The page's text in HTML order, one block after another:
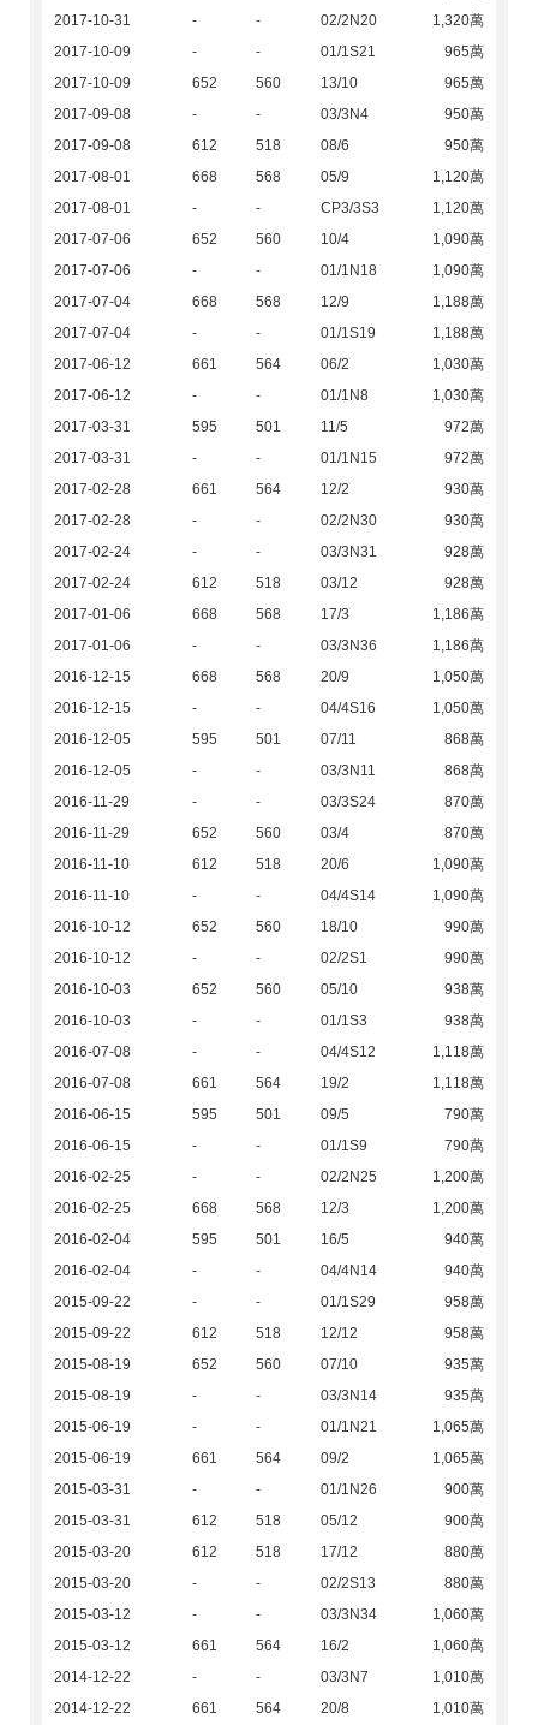
2017-10-31
- - 02/2N20
1,320萬
2017-10-09
- - 01/1S21
965萬
2017-10-09
652 560 13/10
965萬
2017-09-08
- - 03/3N4
950萬
2017-09-08
612 518 08/6
950萬
2017-08-01
668 568 05/9
1,120萬
2017-08-01
- - CP3/3S3
1,120萬
2017-07-06
652 560 10/4
1,090萬
2017-07-06
- - 01/1N18
1,090萬
2017-07-04
668 568 12/9
1,188萬
2017-07-04
- - 01/1S19
1,188萬
2017-06-12
661 564 06/2
1,030萬
2017-06-12
- - 01/1N8
1,030萬
2017-03-31
595 501 11/5
972萬
2017-03-31
- - 01/1N15
972萬
2017-02-28
661 564 12/2
930萬
2017-02-28
- - 02/2N30
930萬
2017-02-24
- - 03/3N31
928萬
2017-02-24
612 518 03/12
928萬
2017-01-06
668 568 17/3
1,186萬
2017-01-06
- - 03/3N36
1,186萬
2016-12-15
668 568 20/9
1,050萬
2016-12-15
- - 04/4S16
1,050萬
2016-12-05
595 501 07/11
868萬
2016-12-05
- - 03/3N11
868萬
2016-11-29
- - 03/3S24
870萬
2016-11-29
652 560 03/4
870萬
2016-11-10
612 518 20/6
1,090萬
2016-11-10
- - 04/4S14
1,090萬
2016-10-12
652 560 18/10
990萬
2016-10-12
- - 02/2S1
990萬
2016-10-03
652 560 05/10
938萬
2016-10-03
- - 01/1S3
938萬
2016-07-08
- - 04/4S12
1,118萬
2016-07-08
661 564 19/2
1,118萬
2016-06-15
595 501 09/5
790萬
2016-06-15
- - 01/1S9
790萬
2016-02-25
- - 02/2N25
1,200萬
2016-02-25
668 568 12/3
1,200萬
2016-02-04
595 501 16/5
940萬
2016-02-04
- - 04/4N14
940萬
2015-09-22
- - 01/1S29
958萬
2015-09-22
612 518 12/12
958萬
2015-08-19
652 560 07/10
935萬
2015-08-19
- - 03/3N14
935萬
2015-06-19
- - 01/1N21
1,065萬
2015-06-19
661 564 09/2
1,065萬
2015-03-31
- - 01/1N26
900萬
2015-03-31
612 518 05/12
900萬
2015-03-20
612 518 17/12
880萬
2015-03-20
- - 02/2S13
880萬
2015-03-12
- - 03/3N34
1,060萬
2015-03-12
661 564 16/2
1,060萬
2014-12-22
- - 03/3N7
1,010萬
2014-12-22
661 564 20/8
1,010萬